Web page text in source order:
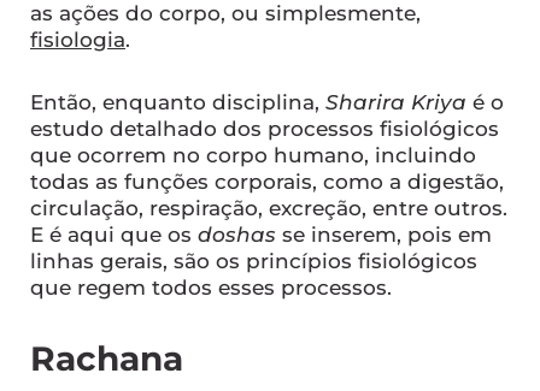
as ações do corpo, ou simplesmente,
fisiologia.
Então, enquanto disciplina, Sharira Kriya é o
estudo detalhado dos processos fisiológicos
que ocorrem no corpo humano, incluindo
todas as funções corporais, como a digestão,
circulação, respiração, excreção, entre outros.
E é aqui que os doshas se inserem, pois em
linhas gerais, são os princípios fisiológicos
que regem todos esses processos.
Rachana